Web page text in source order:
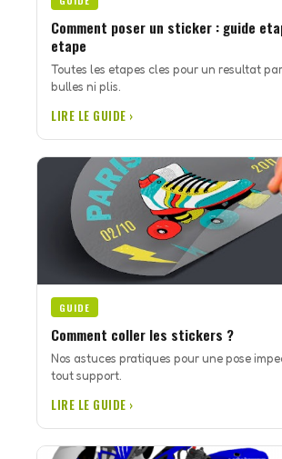
Comment poser un sticker : guide
etape
Toutes les etapes cles pour un resultat
bulles ni plis.
LIRE LE GUIDE ›
GUIDE
Comment coller les stickers ?
Nos astuces pratiques pour une pose
tout support.
LIRE LE GUIDE ›